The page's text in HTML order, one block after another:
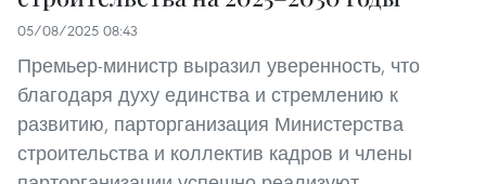
05/08/2025 08:43
Премьер-министр выразил уверенность, что
благодаря духу единства и стремлению к
развитию, парторганизация Министерства
строительства и коллектив кадров и члены